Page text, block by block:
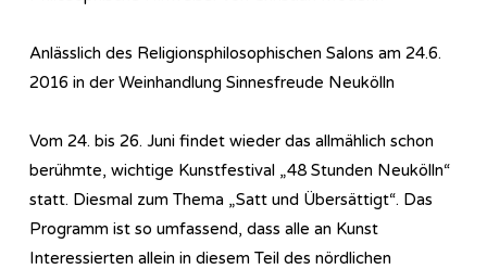
Anlässlich des Re­li­gi­ons­phi­lo­so­phi­sch­en Salons am 24.6.
2016 in der Weinhandlung Sinnesfreude Neukölln
Vom 24. bis 26. Juni findet wieder das allmählich schon
berühmte, wichtige Kunstfestival „48 Stunden Neukölln“
statt. Diesmal zum Thema „Satt und Übersättigt“. Das
Programm ist so umfassend, dass alle an Kunst
Interessierten allein in diesem Teil des nördlichen